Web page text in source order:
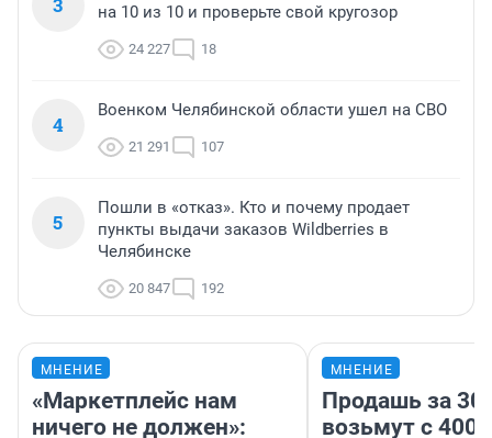
на 10 из 10 и проверьте свой кругозор
24 227 18
4
Военком Челябинской области ушел на СВО
21 291 107
5
Пошли в «отказ». Кто и почему продает
пункты выдачи заказов Wildberries в
Челябинске
20 847 192
МНЕНИЕ
«Маркетплейс нам
ничего не должен»:
МНЕНИЕ
Продашь за
возьмут с